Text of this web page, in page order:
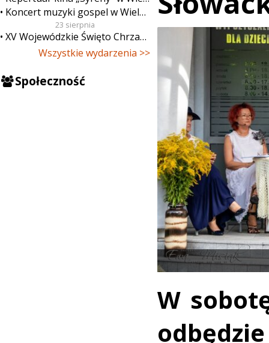
Koncert muzyki gospel w Wieluniu
23 sierpnia
XV Wojewódzkie Święto Chrzanu
Wszystkie wydarzenia >>
Społeczność
W